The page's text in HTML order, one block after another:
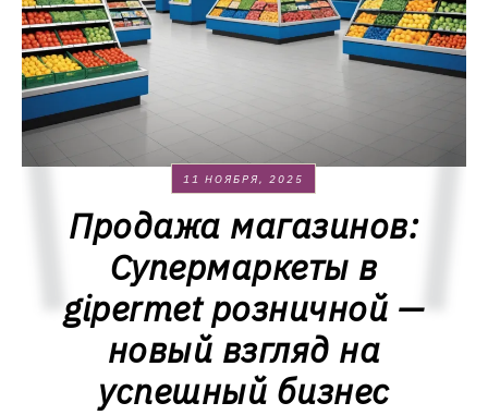
11 НОЯБРЯ, 2025
Продажа магазинов:
Супермаркеты в
gipermet розничной —
новый взгляд на
успешный бизнес